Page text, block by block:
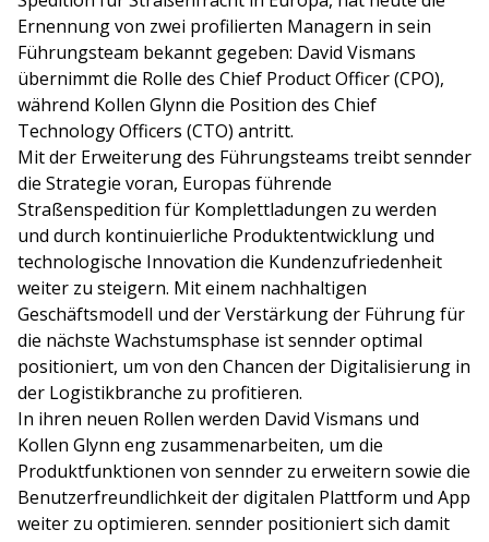
Ernennung von zwei profilierten Managern in sein
Führungsteam bekannt gegeben: David Vismans
übernimmt die Rolle des Chief Product Officer (CPO),
während Kollen Glynn die Position des Chief
Technology Officers (CTO) antritt.
Mit der Erweiterung des Führungsteams treibt sennder
die Strategie voran, Europas führende
Straßenspedition für Komplettladungen zu werden
und durch kontinuierliche Produktentwicklung und
technologische Innovation die Kundenzufriedenheit
weiter zu steigern. Mit einem nachhaltigen
Geschäftsmodell und der Verstärkung der Führung für
die nächste Wachstumsphase ist sennder optimal
positioniert, um von den Chancen der Digitalisierung in
der Logistikbranche zu profitieren.
In ihren neuen Rollen werden David Vismans und
Kollen Glynn eng zusammenarbeiten, um die
Produktfunktionen von sennder zu erweitern sowie die
Benutzerfreundlichkeit der digitalen Plattform und App
weiter zu optimieren. sennder positioniert sich damit